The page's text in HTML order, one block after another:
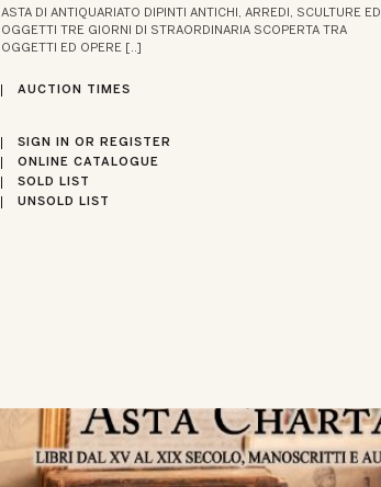
ASTA DI ANTIQUARIATO DIPINTI ANTICHI, ARREDI, SCULTURE ED
OGGETTI TRE GIORNI DI STRAORDINARIA SCOPERTA TRA
OGGETTI ED OPERE [..]
AUCTION TIMES
SIGN IN OR REGISTER
ONLINE CATALOGUE
SOLD LIST
UNSOLD LIST